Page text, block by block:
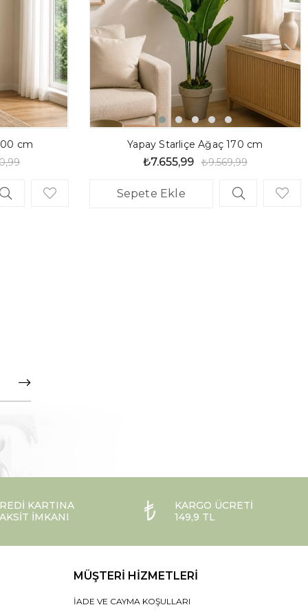
cm Yapay Starliçe Ağaç 170 cm
₺7.655,99 ₺9.569,99
Sepete Ekle
KARTINA
İMKANI
KARGO ÜCRETI
149,9 TL
MÜŞTERI HIZMETLERI
İADE VE CAYMA KOŞULLARI